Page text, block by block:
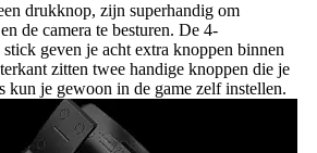
drukknop, zijn superhandig om
de camera te besturen. De 4-
geven je acht extra knoppen binnen
zitten twee handige knoppen die je
kun je gewoon in de game zelf instellen.